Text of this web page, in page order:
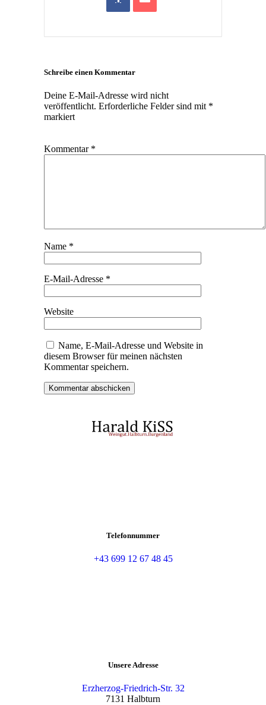
Schreibe einen Kommentar
Deine E-Mail-Adresse wird nicht
veröffentlicht. Erforderliche Felder sind mit *
markiert
Kommentar *
Name *
E-Mail-Adresse *
Website
Name, E-Mail-Adresse und Website in
diesem Browser für meinen nächsten
Kommentar speichern.
Telefonnummer
+43 699 12 67 48 45
Unsere Adresse
Erzherzog-Friedrich-Str. 32
7131 Halbturn